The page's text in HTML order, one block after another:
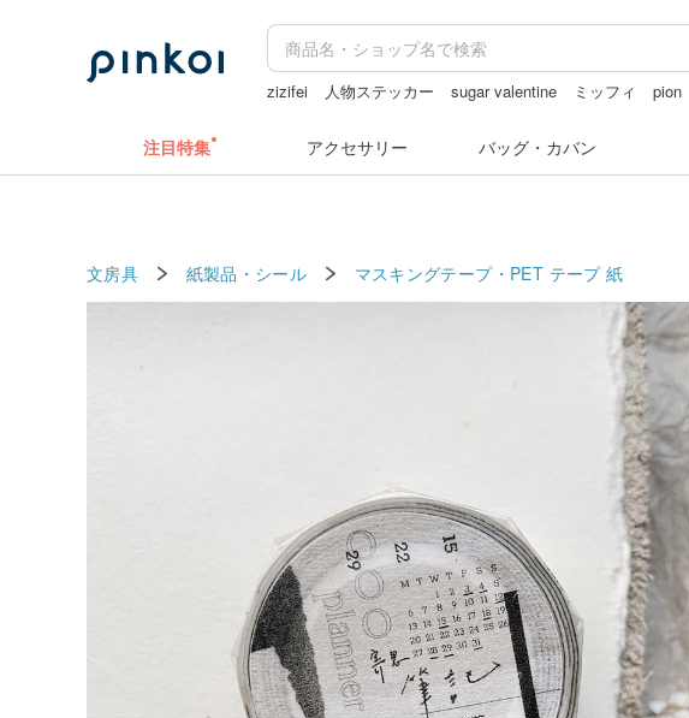
zizifei 人物ステッカー sugar valentine ミッフィ
pion
注目特集 アクセサリー バッグ・カバン
文房具 紙製品・シール マスキングテープ・PET テープ 紙